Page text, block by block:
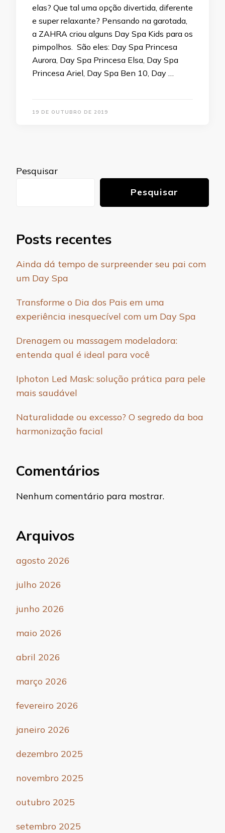
elas? Que tal uma opção divertida, diferente
e super relaxante? Pensando na garotada,
a ZAHRA criou alguns Day Spa Kids para os
pimpolhos. São eles: Day Spa Princesa
Aurora, Day Spa Princesa Elsa, Day Spa
Princesa Ariel, Day Spa Ben 10, Day …
19 DE OUTUBRO DE 2019
Pesquisar
Pesquisar
Posts recentes
Ainda dá tempo de surpreender seu pai com
um Day Spa
Transforme o Dia dos Pais em uma
experiência inesquecível com um Day Spa
Drenagem ou massagem modeladora:
entenda qual é ideal para você
Iphoton Led Mask: solução prática para pele
mais saudável
Naturalidade ou excesso? O segredo da boa
harmonização facial
Comentários
Nenhum comentário para mostrar.
Arquivos
agosto 2026
julho 2026
junho 2026
maio 2026
abril 2026
março 2026
fevereiro 2026
janeiro 2026
dezembro 2025
novembro 2025
outubro 2025
setembro 2025